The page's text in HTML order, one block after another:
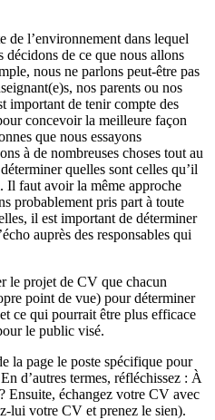
de l’environnement dans lequel
de ce que nous allons
nous ne parlons peut-être pas
nos parents ou nos
important de tenir compte des
concevoir la meilleure façon
que nous essayons
à de nombreuses choses tout au
quelles sont celles qu’il
Il faut avoir la même approche
probablement pris part à toute
il est important de déterminer
auprès des responsables qui
le projet de CV que chacun
point de vue) pour déterminer
ce qui pourrait être plus efficace
le public visé.
la page le poste spécifique pour
d’autres termes, réfléchissez : À
Ensuite, échangez votre CV avec
lui votre CV et prenez le sien).